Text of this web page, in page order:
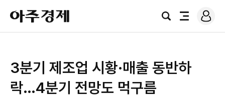
아
주
경
검
전
로
그
3분기 제조업 시황·매출 동반하
락…4분기 전망도 먹구름